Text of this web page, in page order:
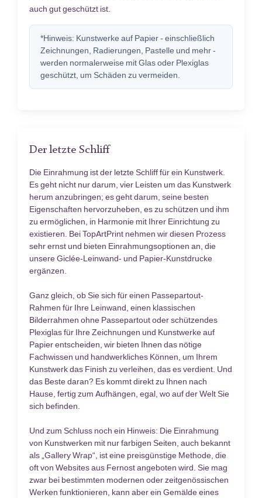
auch gut geschützt ist.
*Hinweis: Kunstwerke auf Papier - einschließlich
Zeichnungen, Radierungen, Pastelle und mehr -
werden normalerweise mit Glas oder Plexiglas
geschützt, um Schäden zu vermeiden.
Der letzte Schliff
Die Einrahmung ist der letzte Schliff für ein Kunstwerk.
Es geht nicht nur darum, vier Leisten um das Kunstwerk
herum anzubringen; es geht darum, seine besten
Eigenschaften hervorzuheben, es zu schützen und ihm
zu ermöglichen, in Harmonie mit Ihrer Einrichtung zu
existieren. Bei TopArtPrint nehmen wir diesen Prozess
sehr ernst und bieten Einrahmungsoptionen an, die
unsere Giclée-Leinwand- und Papier-Kunstdrucke
ergänzen.
Ganz gleich, ob Sie sich für einen Passepartout-
Rahmen für Ihre Leinwand, einen klassischen
Bilderrahmen ohne Passepartout oder schützendes
Plexiglas für Ihre Zeichnungen und Kunstwerke auf
Papier entscheiden, wir bieten Ihnen das nötige
Fachwissen und handwerkliches Können, um Ihrem
Kunstwerk das Finish zu verleihen, das es verdient. Und
das Beste daran? Es kommt direkt zu Ihnen nach
Hause, fertig zum Aufhängen, egal, wo auf der Welt Sie
sich befinden.
Und zum Schluss noch ein Hinweis: Die Einrahmung
von Kunstwerken mit nur farbigen Seiten, auch bekannt
als „Gallery Wrap“, ist eine preisgünstige Methode, die
oft von Websites aus Fernost angeboten wird. Sie mag
zwar bei bestimmten modernen oder zeitgenössischen
Werken funktionieren, kann aber ein Gemälde eines